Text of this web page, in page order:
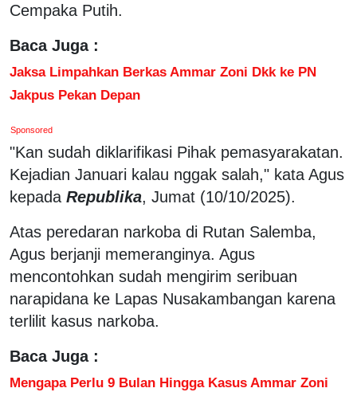
Cempaka Putih.
Baca Juga :
Jaksa Limpahkan Berkas Ammar Zoni Dkk ke PN
Jakpus Pekan Depan
Sponsored
"Kan sudah diklarifikasi Pihak pemasyarakatan.
Kejadian Januari kalau nggak salah," kata Agus
kepada Republika, Jumat (10/10/2025).
Atas peredaran narkoba di Rutan Salemba,
Agus berjanji memeranginya. Agus
mencontohkan sudah mengirim seribuan
narapidana ke Lapas Nusakambangan karena
terlilit kasus narkoba.
Baca Juga :
Mengapa Perlu 9 Bulan Hingga Kasus Ammar Zoni